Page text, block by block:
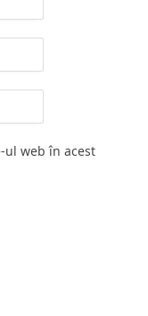
ul web în acest